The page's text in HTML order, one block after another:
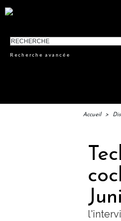
Recherche avancée
Accueil >